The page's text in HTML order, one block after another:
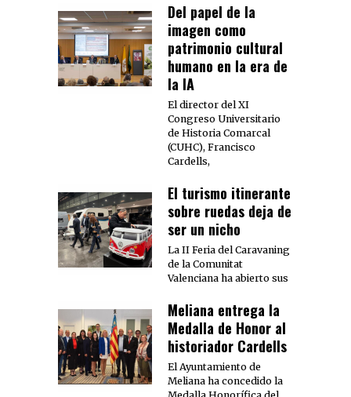
Del papel de la
imagen como
patrimonio cultural
humano en la era de
la IA
El director del XI
Congreso Universitario
de Historia Comarcal
(CUHC), Francisco
Cardells,
El turismo itinerante
sobre ruedas deja de
ser un nicho
La II Feria del Caravaning
de la Comunitat
Valenciana ha abierto sus
Meliana entrega la
Medalla de Honor al
historiador Cardells
El Ayuntamiento de
Meliana ha concedido la